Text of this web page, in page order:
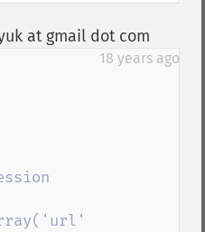
at gmail dot com
18 years ago